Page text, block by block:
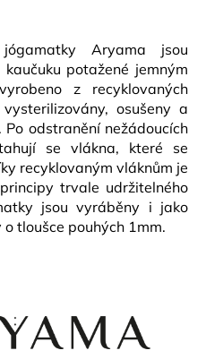
Aryama jsou
potažené jemným
z recyklovaných
osušeny a
odstranění nežádoucích
se vlákna, které se
recyklovaným vláknům je
trvale udržitelného
jsou vyráběny i jako
tloušce pouhých 1mm.